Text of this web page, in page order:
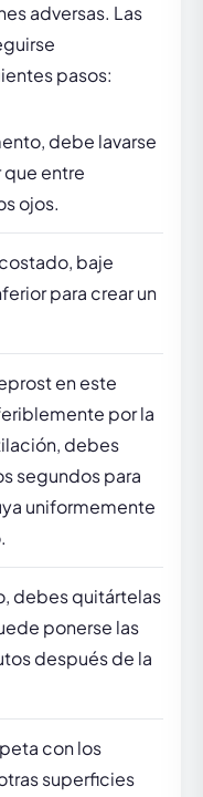
adversas. Las
pasos:
debe lavarse
que entre
ojos.
baje
para crear un
en este
por la
debes
segundos para
uniformemente
debes quitártelas
ponerse las
después de la
con los
superficies